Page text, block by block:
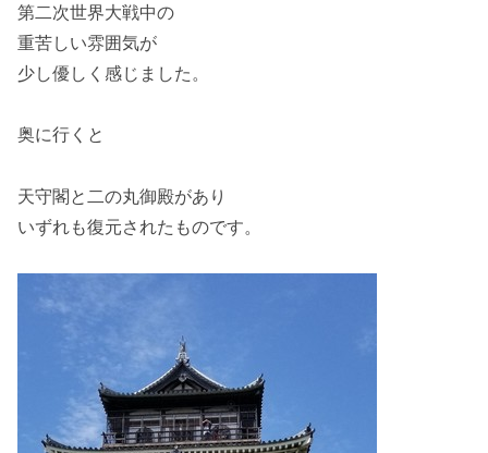
第二次世界大戦中の
重苦しい雰囲気が
少し優しく感じました。
奥に行くと
天守閣と二の丸御殿があり
いずれも復元されたものです。